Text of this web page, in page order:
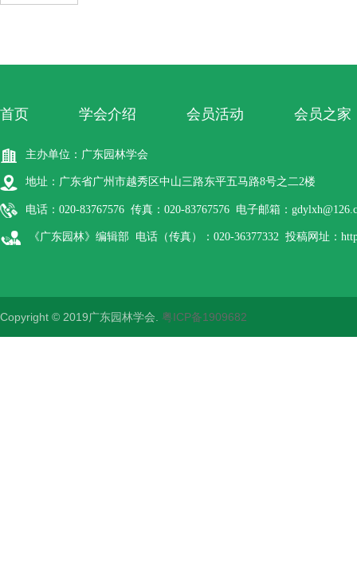
首页 学会介绍 会员活动 会员之家
主办单位：广东园林学会
地址：广东省广州市越秀区中山三路东平五马路8号之二2楼
电话：020-83767576 传真：020-83767576 电子邮箱：
《广东园林》编辑部 电话（传真）：020-36377332 投稿网址：
Copyright © 2019广东园林学会. 粤ICP备1909682